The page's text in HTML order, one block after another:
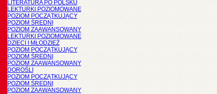
LITERATURA PO POLSKU
LEKTURKI POZIOMOWANE
POZIOM POCZĄTKUJĄCY
POZIOM ŚREDNI
POZIOM ZAAWANSOWANY
LEKTURKI POZIOMOWANE
DZIECI I MŁODZIEŻ
POZIOM POCZĄTKUJĄCY
POZIOM ŚREDNI
POZIOM ZAAWANSOWANY
DOROŚLI
POZIOM POCZĄTKUJĄCY
POZIOM ŚREDNI
POZIOM ZAAWANSOWANY